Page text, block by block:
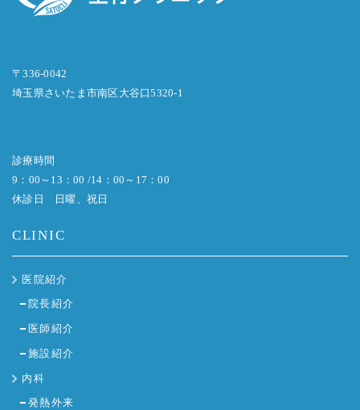
〒336-0042
埼玉県さいたま市南区大谷口5320-1
診療時間
9：00～13：00 /14：00～17：00
休診日 日曜、祝日
CLINIC
医院紹介
院長紹介
医師紹介
施設紹介
内科
発熱外来